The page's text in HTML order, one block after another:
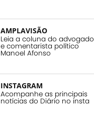
AMPLAVISÃO
Leia a coluna do advogado
e comentarista político
Manoel Afonso
INSTAGRAM
Acompanhe as principais
notícias do Diário no insta